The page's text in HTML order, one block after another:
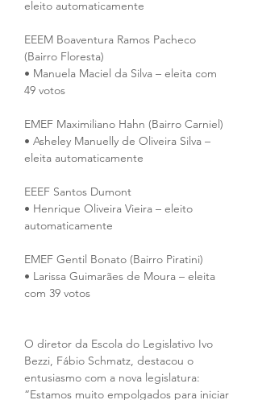
eleito automaticamente
EEEM Boaventura Ramos Pacheco
(Bairro Floresta)
• Manuela Maciel da Silva – eleita com
49 votos
EMEF Maximiliano Hahn (Bairro Carniel)
• Asheley Manuelly de Oliveira Silva –
eleita automaticamente
EEEF Santos Dumont
• Henrique Oliveira Vieira – eleito
automaticamente
EMEF Gentil Bonato (Bairro Piratini)
• Larissa Guimarães de Moura – eleita
com 39 votos
O diretor da Escola do Legislativo Ivo
Bezzi, Fábio Schmatz, destacou o
entusiasmo com a nova legislatura:
“Estamos muito empolgados para iniciar